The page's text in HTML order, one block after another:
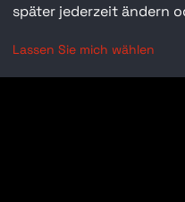
später jederzeit ändern
Lassen Sie mich wählen